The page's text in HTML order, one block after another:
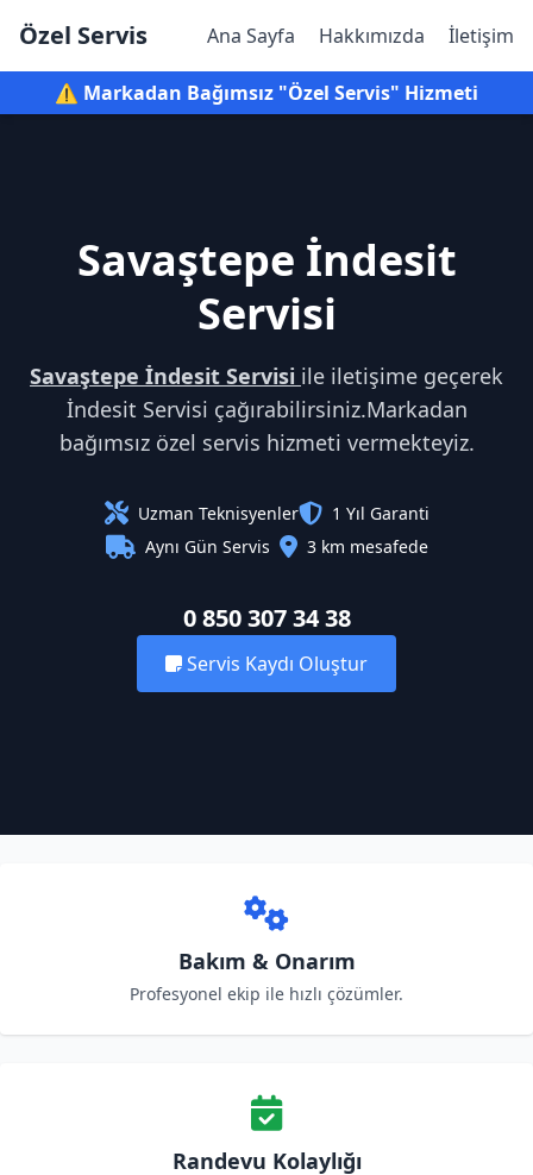
Özel Servis Ana Sayfa Hakkımızda İletişim
⚠️ Markadan Bağımsız "Özel Servis" Hizmeti
Savaştepe İndesit
Servisi
Savaştepe İndesit Servisi ile iletişime geçerek
İndesit Servisi çağırabilirsiniz.Markadan
bağımsız özel servis hizmeti vermekteyiz.
Uzman Teknisyenler
1 Yıl Garanti
Aynı Gün Servis
3 km mesafede
0 850 307 34 38
Servis Kaydı Oluştur
Bakım & Onarım
Profesyonel ekip ile hızlı çözümler.
Randevu Kolaylığı